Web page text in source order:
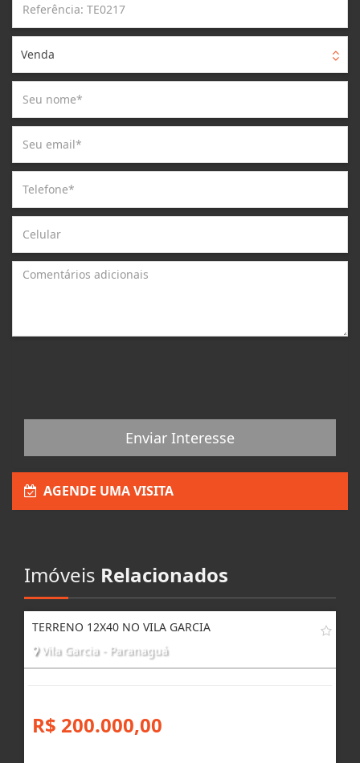
Venda
Enviar Interesse
AGENDE UMA VISITA
Imóveis Relacionados
TERRENO 12X40 NO VILA GARCIA
Vila Garcia - Paranaguá
R$ 200.000,00